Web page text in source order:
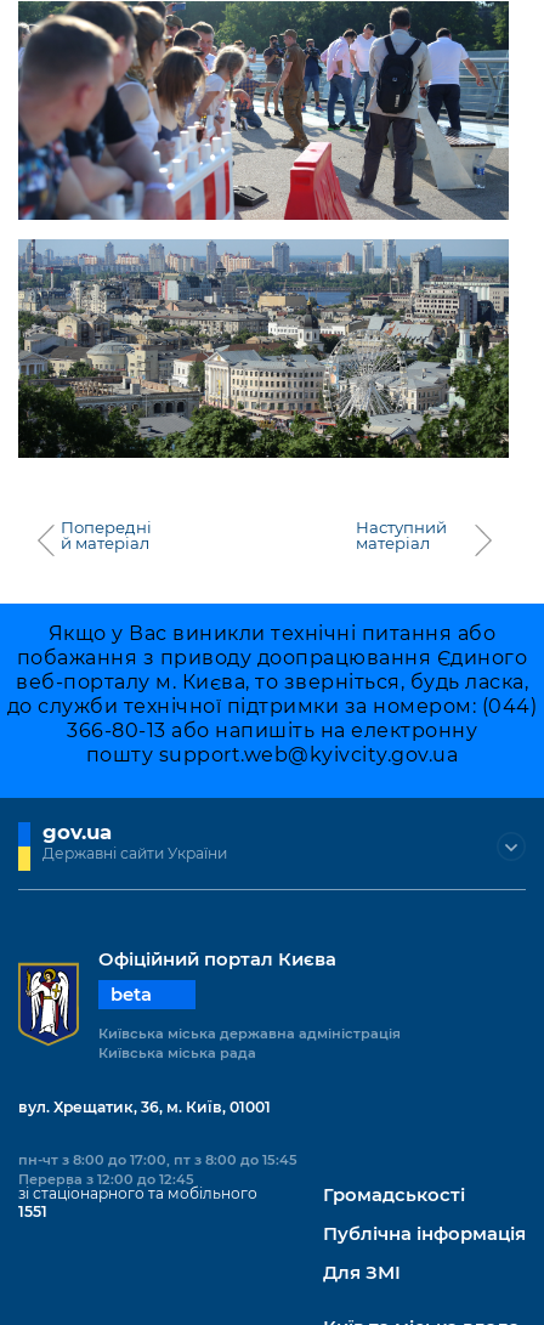
Попередні
й матеріал
Наступний
матеріал
Якщо у Вас виникли технічні питання або
побажання з приводу доопрацювання Єдиного
веб-порталу м. Києва, то зверніться, будь ласка,
до служби технічної підтримки за номером: (044)
366-80-13 або напишіть на електронну
пошту support.web@kyivcity.gov.ua
gov.ua
Державні сайти України
Офіційний портал Києва
beta
Київська міська державна адміністрація
Київська міська рада
вул. Хрещатик, 36, м. Київ, 01001
пн-чт з 8:00 до 17:00, пт з 8:00 до 15:45
Перерва з 12:00 до 12:45
зі стаціонарного та мобільного
1551
Громадськості
Публічна інформація
Для ЗМІ